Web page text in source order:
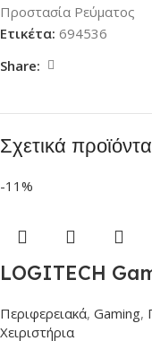
Προστασία Ρεύματος
Ετικέτα: 694536
Share:
Σχετικά προϊόντα
-11%
LOGITECH
Περιφερειακά, Gaming,
Χειριστήρια